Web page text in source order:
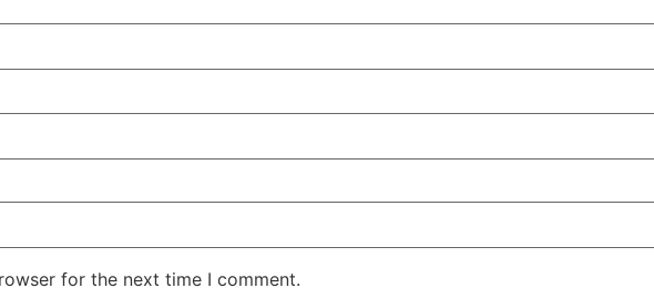
for the next time I comment.